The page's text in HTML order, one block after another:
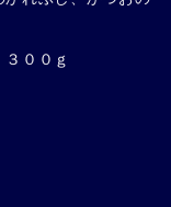
００ｇ